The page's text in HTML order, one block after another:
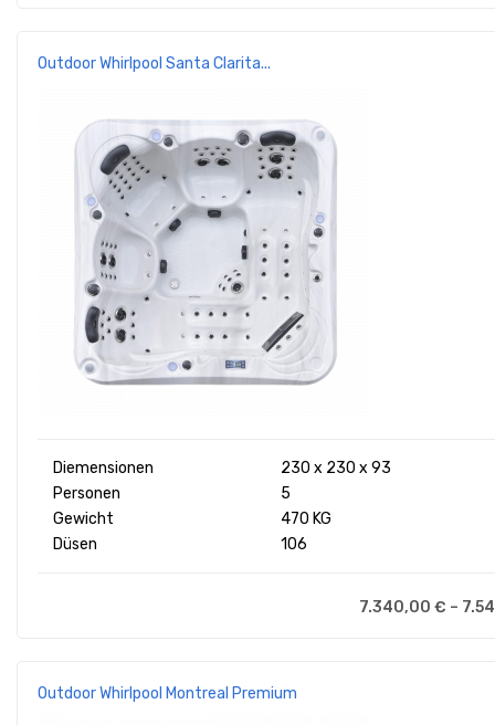
Outdoor Whirlpool Santa Clarita...
Diemensionen
230 x 230 x 93
Personen
5
Gewicht
470 KG
Düsen
106
7.340,00 € –
Outdoor Whirlpool Montreal Premium